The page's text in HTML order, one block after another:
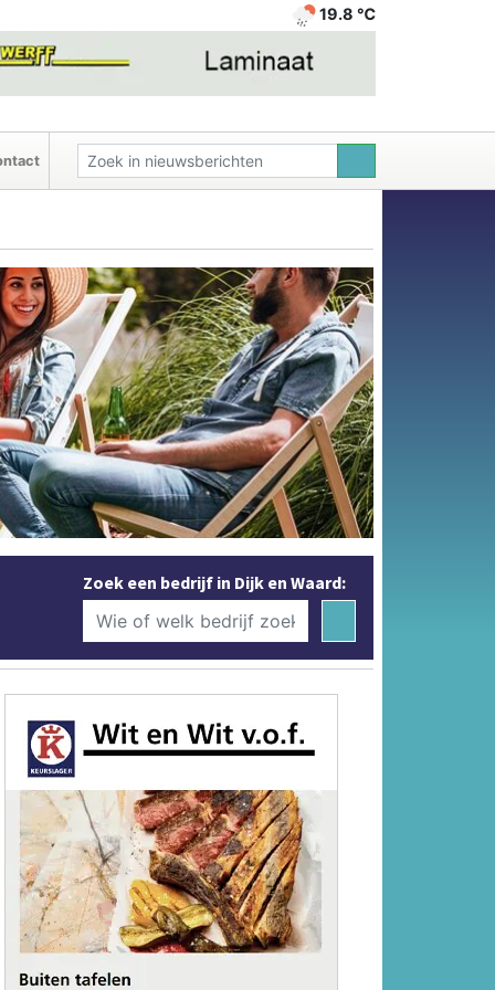
19.8 ℃
Zoek een bedrijf in Dijk en Waard: